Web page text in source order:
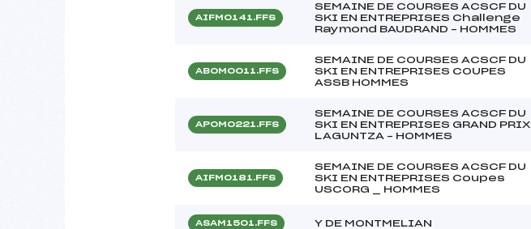
AIFM0141.FFS
SEMAINE DE COURSES ACSCF DU
SKI EN ENTREPRISES Challenge
Raymond BAUDRAND – HOMMES
ABOM0011.FFS
SEMAINE DE COURSES ACSCF DU
SKI EN ENTREPRISES COUPES
ASSB HOMMES
APOM0221.FFS
SEMAINE DE COURSES ACSCF DU
SKI EN ENTREPRISES GRAND PRIX
LAGUNTZA – HOMMES
AIFM0181.FFS
SEMAINE DE COURSES ACSCF DU
SKI EN ENTREPRISES Coupes
USCORG _ HOMMES
ASAM1501.FFS Y DE MONTMELIAN